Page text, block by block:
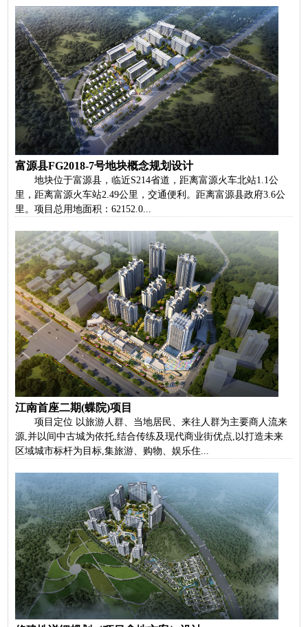
富源县FG2018-7号地块概念规划设计
地块位于富源县，临近S214省道，距离富源火车北站1.1公
里，距离富源火车站2.49公里，交通便利。距离富源县政府3.6公
里。项目总用地面积：62152.0...
江南首座二期(蝶院)项目
项目定位 以旅游人群、当地居民、来往人群为主要商人流来
源,并以间中古城为依托,结合传练及现代商业街优点,以打造未来
区域城市标杆为目标,集旅游、购物、娱乐住...